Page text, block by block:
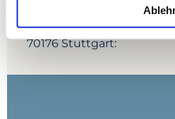
Rosenbergstraße 38
70176 Stuttgart: